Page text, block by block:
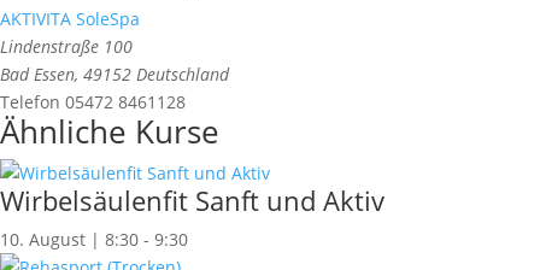
AKTIVITA SoleSpa
Lindenstraße 100
Bad Essen, 49152 Deutschland
Telefon 05472 8461128
Ähnliche Kurse
Wirbelsäulenfit Sanft und Aktiv
10. August | 8:30 - 9:30